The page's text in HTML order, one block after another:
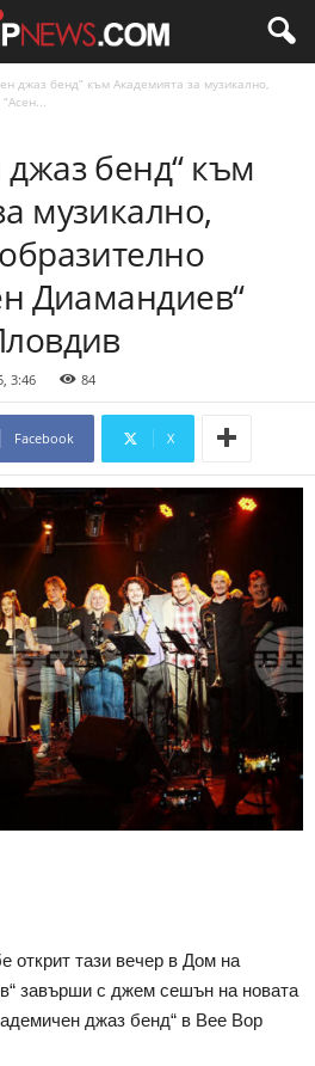
джаз бенд“ към Академията за музикално,
бенд“ към
музикално,
Диамандиев“
3:46 84
Facebook X
открит тази вечер в Дом на
завърши с джем сешън на новата
джаз бенд“ в Bee Bop